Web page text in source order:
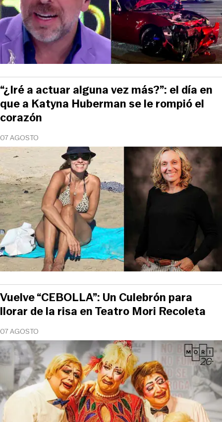
07 AGOSTO
“¿Iré a actuar alguna vez más?”: el día en
que a Katyna Huberman se le rompió el
corazón
07 AGOSTO
Vuelve “CEBOLLA”: Un Culebrón para
llorar de la risa en Teatro Mori Recoleta